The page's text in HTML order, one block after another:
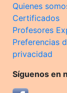
Quienes
Certificados
Profesores
Preferencias
privacidad
Síguenos en